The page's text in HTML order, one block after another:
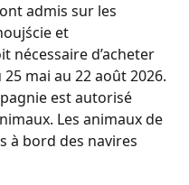
admis sur les
et
nécessaire d’acheter
mai au 22 août 2026.
est autorisé
Les animaux de
à bord des navires